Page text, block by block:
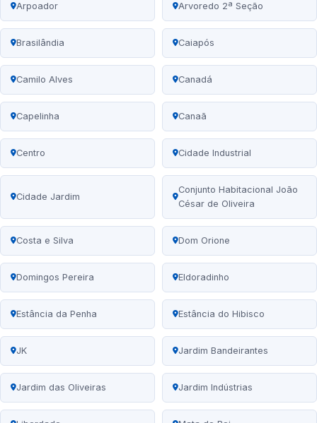
Arpoador Arvoredo 2ª Seção
Brasilândia Caiapós
Camilo Alves Canadá
Capelinha Canaã
Centro Cidade Industrial
Cidade Jardim
Conjunto Habitacional João
César de Oliveira
Costa e Silva Dom Orione
Domingos Pereira Eldoradinho
Estância da Penha Estância do Hibisco
JK Jardim Bandeirantes
Jardim das Oliveiras Jardim Indústrias